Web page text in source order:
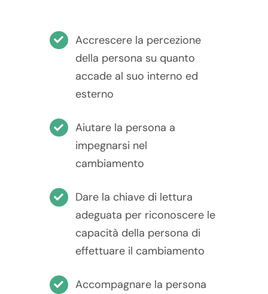
Accrescere la percezione
della persona su quanto
accade al suo interno ed
esterno
Aiutare la persona a
impegnarsi nel
cambiamento
Dare la chiave di lettura
adeguata per riconoscere le
capacità della persona di
effettuare il cambiamento
Accompagnare la persona